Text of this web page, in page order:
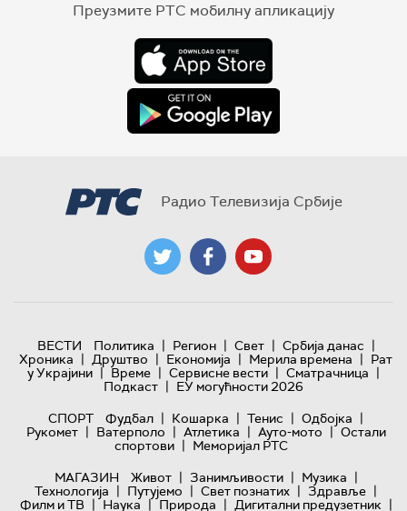
Преузмите РТС мобилну апликацију
Радио Телевизија Србије
ВЕСТИ Политика | Регион | Свет | Србија данас |
Хроника | Друштво | Економија | Мерила времена | Рат
у Украјини | Време | Сервисне вести | Сматрачница |
Подкаст | ЕУ могућности 2026
СПОРТ
Фудбал | Кошарка | Тенис | Одбојка |
Рукомет | Ватерполо | Атлетика | Ауто-мото | Остали
спортови | Меморијал РТС
МАГАЗИН
Живот | Занимљивости | Музика |
Технологијa | Путујемо | Свет познатих | Здравље |
Филм и ТВ | Наука | Природа | Дигитални предузетник |